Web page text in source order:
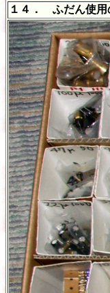
１４． ふだん使用